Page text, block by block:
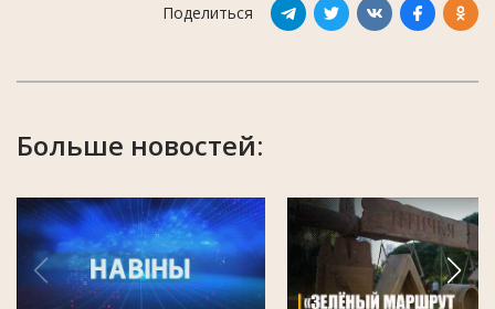
Поделиться
Больше новостей: